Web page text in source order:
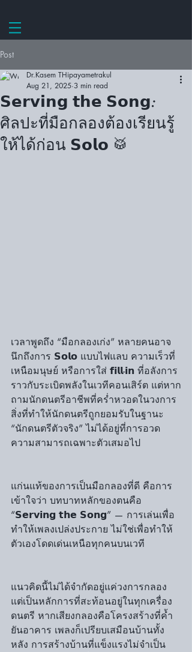
Post
𝗦𝗲𝗿𝘃𝗶𝗻𝗴 𝘁𝗵𝗲 𝗦𝗼𝗻𝗴:
ศิลปะที่มือกลองต้องเรียนรู้
ให้ได้ก่อน 𝗦𝗼𝗹𝗼 🥁
Dr.Kasem THipayametrakul
Aug 21, 2025 3 min read
เวลาพูดถึง “มือกลองเก่ง” หลายคนอาจ
นึกถึงการ 𝗦𝗼𝗹𝗼 แบบไฟแลบ ความเร็วที่
เหนือมนุษย์ หรือการใส่ 𝗳𝗶𝗹𝗹-𝗶𝗻 ที่อลังการ
ราวกับระเบิดพลังในเวทีคอนเสิร์ต แต่หาก
ถามนักดนตรีอาชีพที่คร่ำหวอดในวงการ
สิ่งที่ทำให้นักดนตรีถูกยอมรับในฐานะ
“นักดนตรีตัวจริง” ไม่ได้อยู่ที่การอวด
ความสามารถเฉพาะตัวเสมอไป
แก่นแท้ของการเป็นมือกลองที่ดี คือการ
เข้าใจว่า บทบาทหลักของตนคือ
“𝗦𝗲𝗿𝘃𝗶𝗻𝗴 𝘁𝗵𝗲 𝗦𝗼𝗻𝗴” — การเล่นเพื่อ
ทำให้เพลงเปล่งประกาย ไม่ใช่เพื่อทำให้
ตัวเองโดดเด่นเหนือทุกคนบนเวที
แนวคิดนี้ไม่ได้จำกัดอยู่แค่วงการกลอง
แต่เป็นหลักการที่สะท้อนอยู่ในทุกเครื่อง
ดนตรี หากเสียงกลองคือโครงสร้างที่ค้ำ
ยันอาคาร เพลงก็เปรียบเสมือนบ้านทั้ง
หลัง การสร้างบ้านที่แข็งแรงไม่จำเป็น